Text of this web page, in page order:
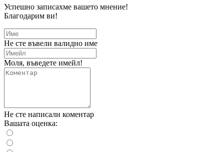
Успешно записахме вашето мнение!
Благодарим ви!
Не сте въвели валидно име
Моля, въведете имейл!
Не сте написали коментар
Вашата оценка: